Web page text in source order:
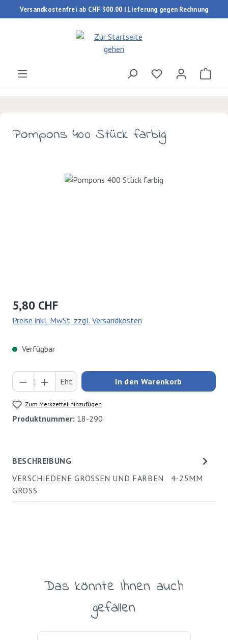
Zum Hauptinhalt springen
Versandkostenfrei ab CHF 300.00 | Lieferung gegen Rechnung
Du hast 0
Pompons 400 Stück farbig
Bildergalerie überspringen
Regulärer Preis:
5,80 CHF
Preise inkl. MwSt. zzgl. Versandkosten
Verfügbar
Produkt Anzahl: Gib den gewünschten Wert
Eht In den Warenkorb
Zum Merkzettel hinzufügen
Produktnummer: 18-290
BESCHREIBUNG
VERSCHIEDENE GRÖSSEN UND FARBEN 4-25MM
GROSS
Produktgalerie überspringen
Das könnte Ihnen auch
gefallen